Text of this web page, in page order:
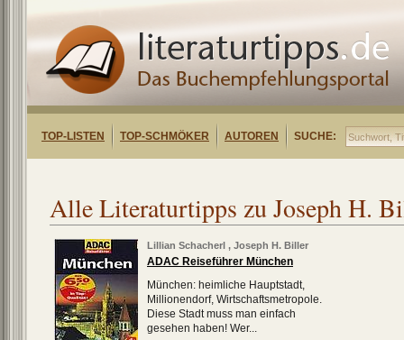
TOP-LISTEN TOP-SCHMÖKER AUTOREN SUCHE:
Alle Literaturtipps zu Joseph H.
Lillian Schacherl , Joseph H. Biller
ADAC Reiseführer München
München: heimliche Hauptstadt,
Millionendorf, Wirtschaftsmetropole.
Diese Stadt muss man einfach
gesehen haben! Wer...